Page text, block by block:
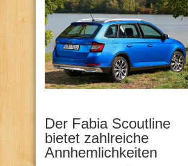
Der Fabia Scoutline
bietet zahlreiche
Annhemlichkeiten